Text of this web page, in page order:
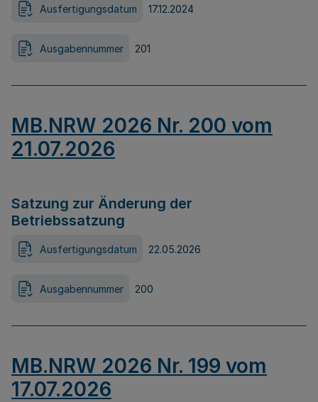
Ausfertigungsdatum 17.12.2024
Ausgabennummer 201
MB.NRW 2026 Nr. 200 vom
21.07.2026
Satzung zur Änderung der
Betriebssatzung
Ausfertigungsdatum 22.05.2026
Ausgabennummer 200
MB.NRW 2026 Nr. 199 vom
17.07.2026